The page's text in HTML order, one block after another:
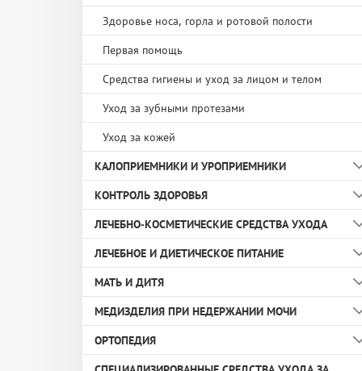
Бандаж шейный
Бандажи на ногу
Бандажи на руку
Бандажи послеоперационные
Бандажи при опущении внутренних органов
Компрессионный трикотаж
Корректор осанки
Корсет ортопедический
Подгузники и подгузники-трусы для детей
Прокладки урологические
Здоровье носа, горла и ротовой полости
Первая помощь
Средства гигиены и уход за лицом и телом
Уход за зубными протезами
Уход за кожей
КАЛОПРИЕМНИКИ И УРОПРИЕМНИКИ
Защитные кольца
Калоприемники
Мешки для двухкомпонентных
калоприемников
Пластины
Пояс для крепления
Ремни для крепления уроприемника
КОНТРОЛЬ ЗДОРОВЬЯ
Ингаляторы
Массажеры
Пульсоксиметры
Спортивная медицина
Термометр
ЛЕЧЕБНО-КОСМЕТИЧЕСКИЕ СРЕДСТВА УХОДА
Гель для тела
Крем защитный с цинком
Кремы
Лосьон моющий
ЛЕЧЕБНОЕ И ДИЕТИЧЕСКОЕ ПИТАНИЕ
Здоровый перекус
МАТЬ И ДИТЯ
Средства гигиены
Средства для ухода
МЕДИЗДЕЛИЯ ПРИ НЕДЕРЖАНИИ МОЧИ
Катетеры
ОРТОПЕДИЯ